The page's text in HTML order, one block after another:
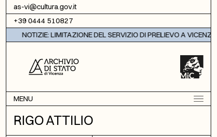
Vai al contenuto
as-vi@cultura.gov.it
+39 0444 510827
NOTIZIE: LIMITAZIONE DEL SERVIZIO DI PRELIEVO A VICENZA
MENU
RIGO ATTILIO